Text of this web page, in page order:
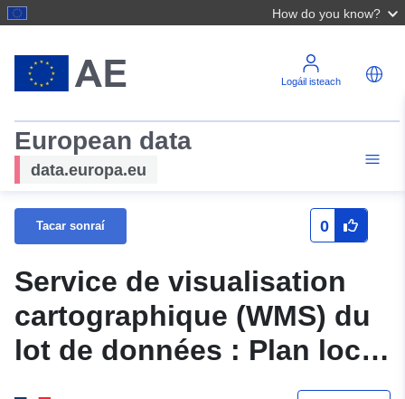
How do you know?
Logáil isteach
European data
data.europa.eu
Tacar sonraí 0
Service de visualisation
cartographique (WMS) du
lot de données : Plan local